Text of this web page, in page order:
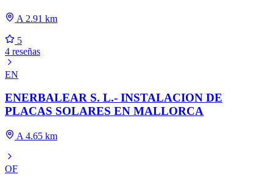
A 2.91 km
5
4 reseñas
EN
ENERBALEAR S. L.- INSTALACION DE
PLACAS SOLARES EN MALLORCA
A 4.65 km
OF